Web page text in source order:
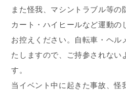
また怪我、マシントラブル等の
カート・ハイヒールなど運動の
お控えください。自転車・ヘル
たしますので、ご持参されない
す。
当イベント中に起きた事故、怪